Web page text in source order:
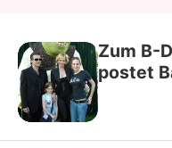
Zum B-
postet